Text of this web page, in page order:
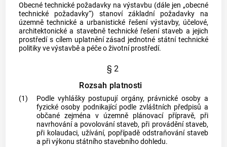
Obecné technické požadavky na výstavbu (dále jen „obecné
technické požadavky“) stanoví základní požadavky na
územně technické a urbanistické řešení výstavby, účelové,
architektonické a stavebně technické řešení staveb a jejich
prostředí s cílem uplatnění zásad jednotné státní technické
politiky ve výstavbě a péče o životní prostředí.
§ 2
Rozsah platnosti
(1)
Podle vyhlášky postupují orgány, právnické osoby a
fyzické osoby podnikající podle zvláštních předpisů a
občané zejména v územně plánovací přípravě, při
navrhování a povolování staveb, při provádění staveb,
při kolaudaci, užívání, popřípadě odstraňování staveb
a při výkonu státního stavebního dohledu.